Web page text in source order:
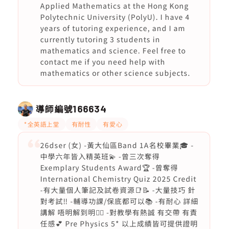
Applied Mathematics at the Hong Kong
Polytechnic University (PolyU). I have 4
years of tutoring experience, and I am
currently tutoring 3 students in
mathematics and science. Feel free to
contact me if you need help with
mathematics or other science subjects.
導師編號166634
*全英語上堂 有耐性 有愛心
26dser (女) -黃大仙區Band 1A名校畢業🎓 -
中學六年皆入精英班💫 -曾三次奪得
Exemplary Students Award🏆 -曾奪得
International Chemistry Quiz 2025 Credit
-有大量個人筆記及試卷資源📑📝 -大量技巧 針
對考試‼️ -輔導功課/保底都可以📚 -有耐心 詳細
講解 唔明解到明❤️‍🔥 -對教學有熱誠 有交帶 有責
任感💕 Pre Physics 5* 以上成績皆可提供證明